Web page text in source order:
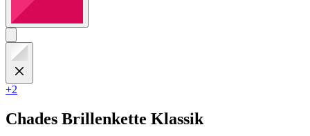
+2
Chades Brillenkette Klassik